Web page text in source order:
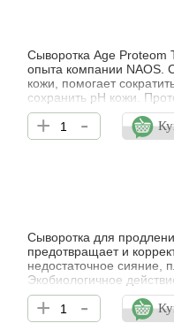
Сыворотка Age Proteom
опыта компании NAOS.
кожи, помогает
сохранить pH кожи.
оптимальную функцию,
естественные
воздействует на
+ -
Сыворотка для
предотвращает и
недостаточное сияние,
Экобиологичное
в процессе провисания
области контура глаз.
клинически: 1.Область
+ -